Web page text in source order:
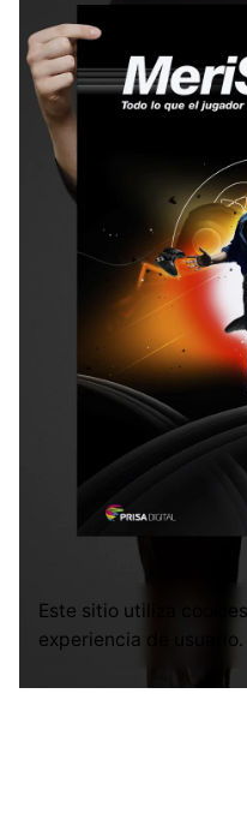
Este sitio utiliza
experiencia de usuario.